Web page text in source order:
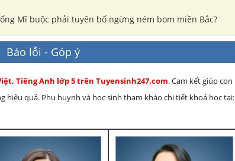
Mĩ buộc phải tuyên bố ngừng ném bom miền Bắc?
Báo lỗi - Góp ý
Tiếng Anh lớp 5 trên Tuyensinh247.com. Cam kết giúp con
hiệu quả. Phụ huynh và học sinh tham khảo chi tiết khoá học tại: